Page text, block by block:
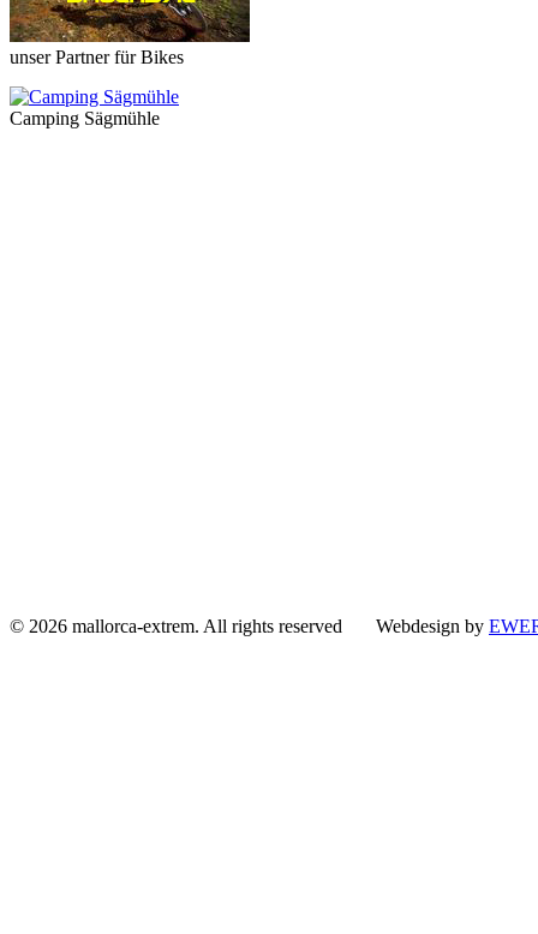
unser Partner für Bikes
Camping Sägmühle
© 2026 mallorca-extrem. All rights reserved Webdesign by